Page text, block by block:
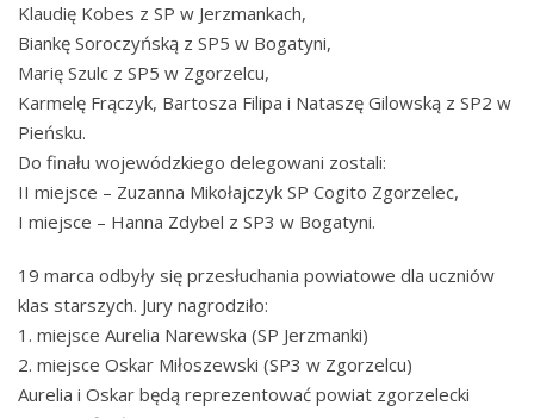
Klaudię Kobes z SP w Jerzmankach,
Biankę Soroczyńską z SP5 w Bogatyni,
Marię Szulc z SP5 w Zgorzelcu,
Karmelę Frączyk, Bartosza Filipa i Nataszę Gilowską z SP2 w
Pieńsku.
Do finału wojewódzkiego delegowani zostali:
II miejsce – Zuzanna Mikołajczyk SP Cogito Zgorzelec,
I miejsce – Hanna Zdybel z SP3 w Bogatyni.
19 marca odbyły się przesłuchania powiatowe dla uczniów
klas starszych. Jury nagrodziło:
1. miejsce Aurelia Narewska (SP Jerzmanki)
2. miejsce Oskar Miłoszewski (SP3 w Zgorzelcu)
Aurelia i Oskar będą reprezentować powiat zgorzelecki